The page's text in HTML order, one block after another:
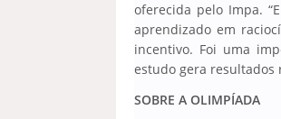
oferecida pelo Impa.
aprendizado em
incentivo. Foi uma
estudo gera resultados
SOBRE A OLIMPÍADA